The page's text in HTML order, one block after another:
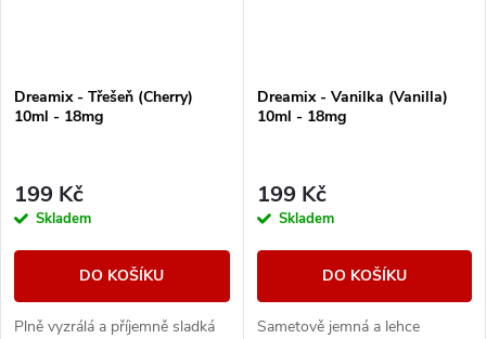
Dreamix - Třešeň (Cherry)
10ml - 18mg
199 Kč
Skladem
DO KOŠÍKU
Plně vyzrálá a příjemně sladká
Dreamix - Vanilka (Vanilla)
10ml - 18mg
199 Kč
Skladem
DO KOŠÍKU
Sametově jemná a lehce